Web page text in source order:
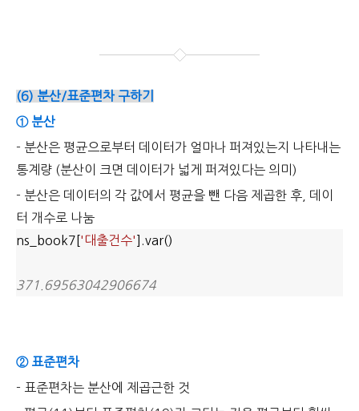
(6) 분산/표준편차 구하기
① 분산
- 분산은 평균으로부터 데이터가 얼마나 퍼져있는지 나타내는
통계량 (분산이 크면 데이터가 넓게 퍼져있다는 의미)
- 분산은 데이터의 각 값에서 평균을 뺀 다음 제곱한 후, 데이
터 개수로 나눔
ns_book7[ '대출건수' ].var()
371.69563042906674
② 표준편차
- 표준편차는 분산에 제곱근한 것